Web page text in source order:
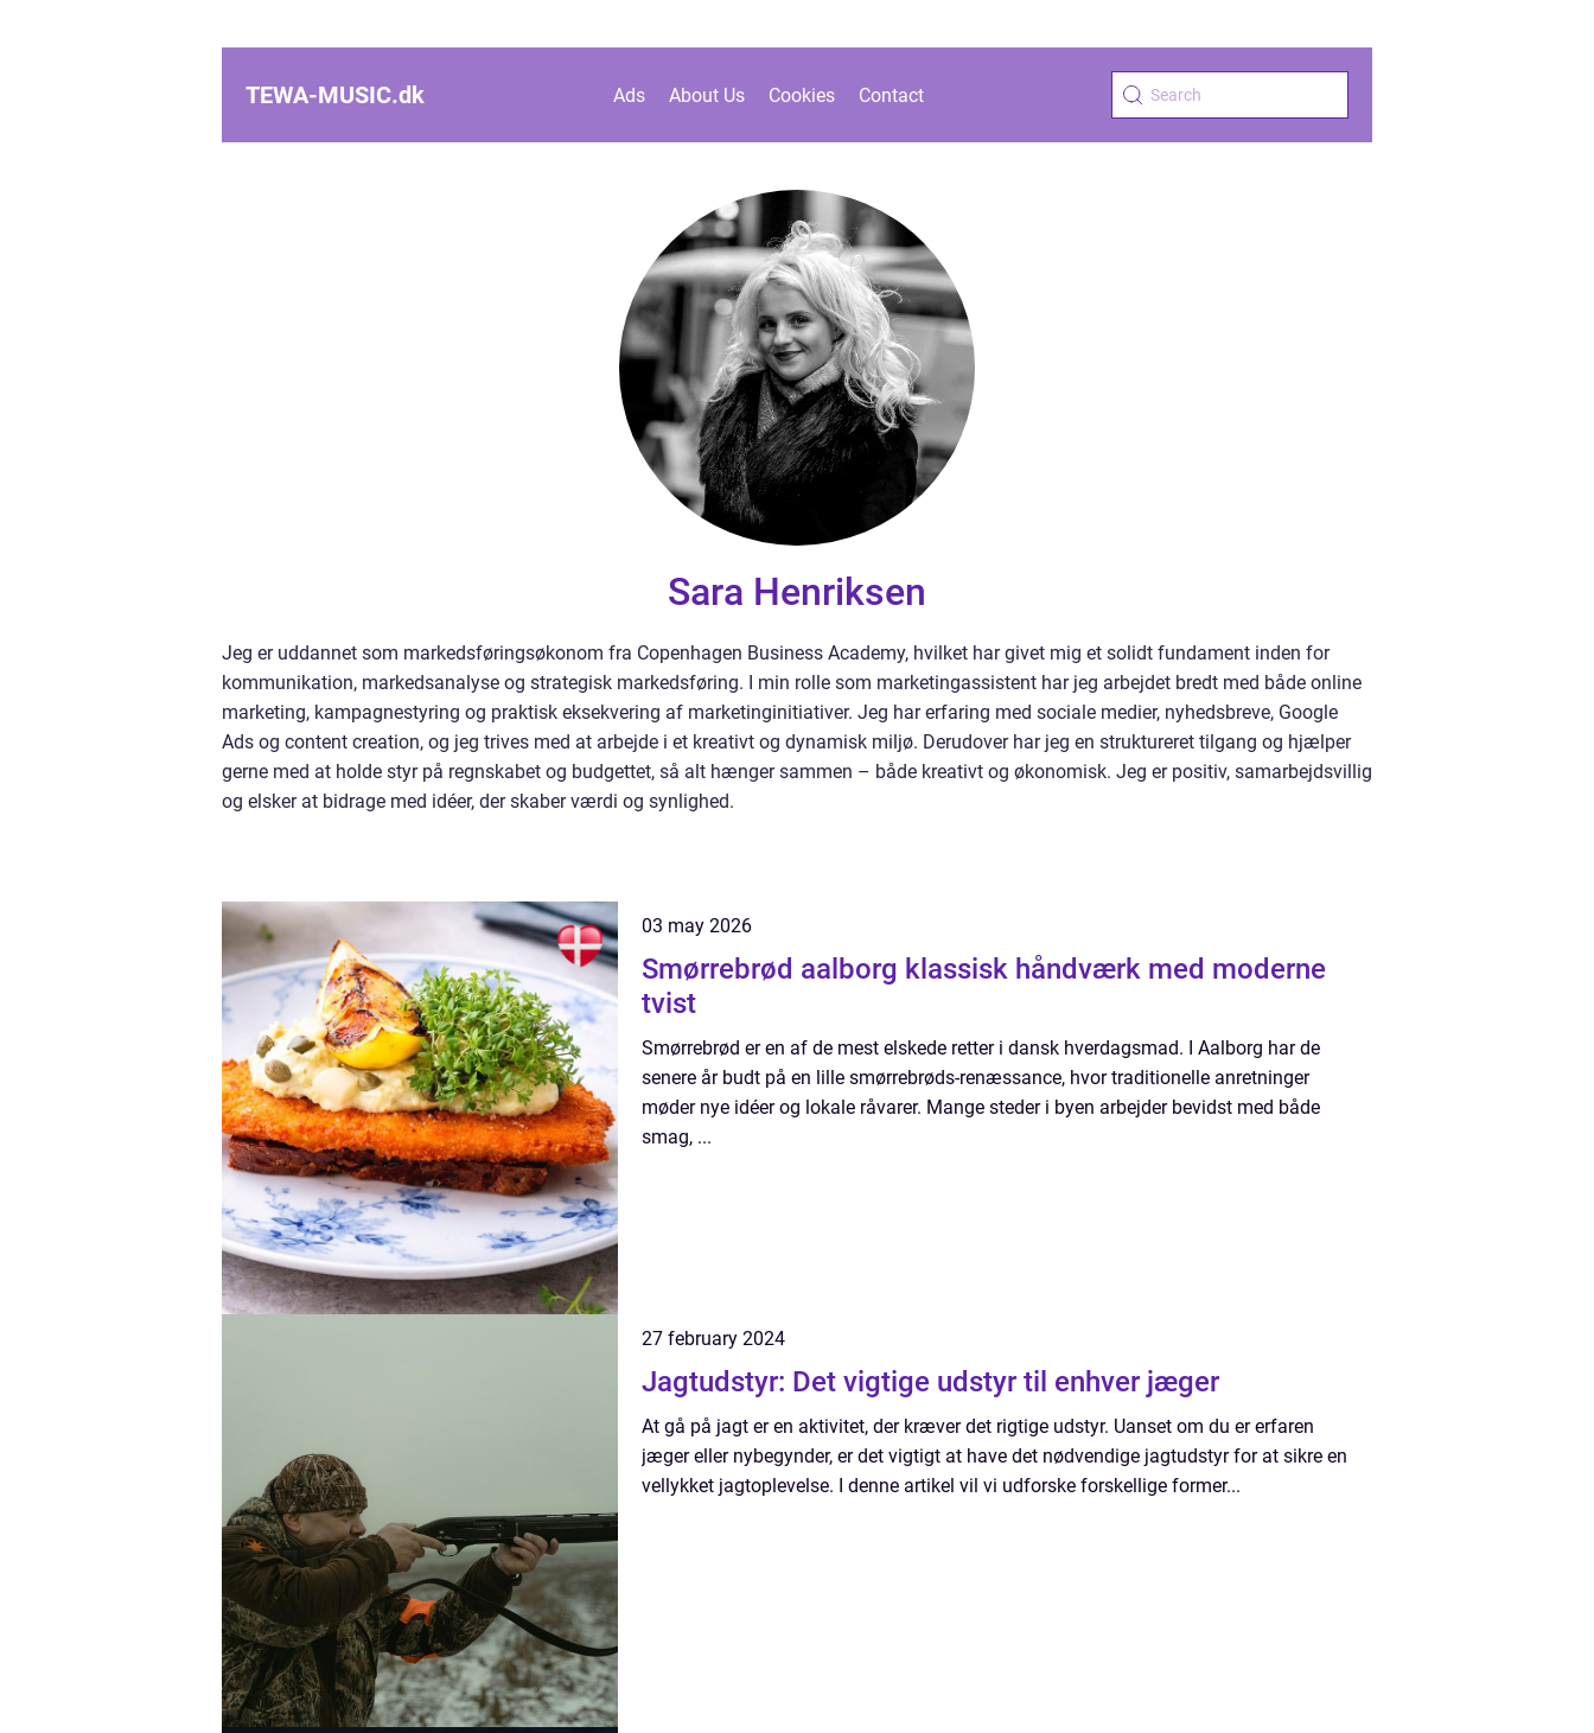
TEWA-MUSIC.dk Ads About Us Cookies Contact
Sara Henriksen
Jeg er uddannet som markedsføringsøkonom fra Copenhagen Business Academy, hvilket har givet mig et solidt fundament inden for
kommunikation, markedsanalyse og strategisk markedsføring. I min rolle som marketingassistent har jeg arbejdet bredt med både online
marketing, kampagnestyring og praktisk eksekvering af marketinginitiativer. Jeg har erfaring med sociale medier, nyhedsbreve, Google
Ads og content creation, og jeg trives med at arbejde i et kreativt og dynamisk miljø. Derudover har jeg en struktureret tilgang og hjælper
gerne med at holde styr på regnskabet og budgettet, så alt hænger sammen – både kreativt og økonomisk. Jeg er positiv, samarbejdsvillig
og elsker at bidrage med idéer, der skaber værdi og synlighed.
03 may 2026
Smørrebrød aalborg klassisk håndværk med moderne
tvist
Smørrebrød er en af de mest elskede retter i dansk hverdagsmad. I Aalborg har de
senere år budt på en lille smørrebrøds-renæssance, hvor traditionelle anretninger
møder nye idéer og lokale råvarer. Mange steder i byen arbejder bevidst med både
smag, ...
27 february 2024
Jagtudstyr: Det vigtige udstyr til enhver jæger
At gå på jagt er en aktivitet, der kræver det rigtige udstyr. Uanset om du er erfaren
jæger eller nybegynder, er det vigtigt at have det nødvendige jagtudstyr for at sikre en
vellykket jagtoplevelse. I denne artikel vil vi udforske forskellige former...